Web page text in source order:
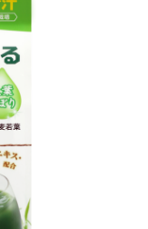
よくあるご質問